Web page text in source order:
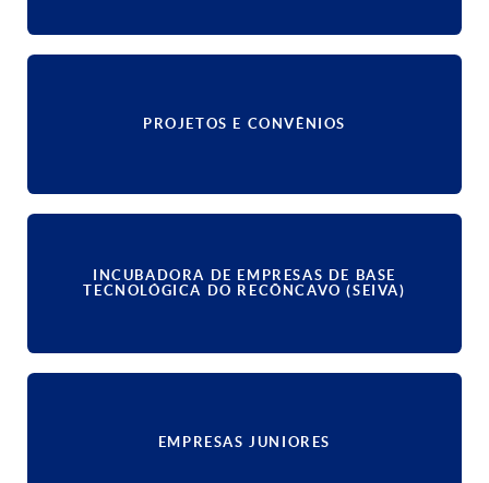
PROJETOS E CONVÊNIOS
INCUBADORA DE EMPRESAS DE BASE
TECNOLÓGICA DO RECÔNCAVO (SEIVA)
EMPRESAS JUNIORES